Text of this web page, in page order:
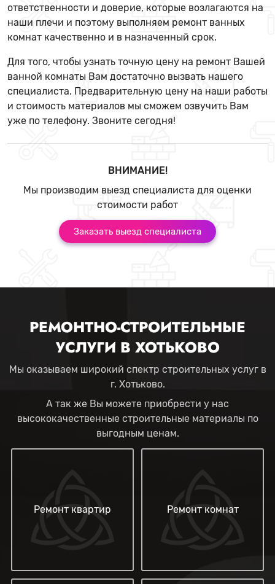
ответственности и доверие, которые возлагаются на
наши плечи и поэтому выполняем ремонт ванных
комнат качественно и в назначенный срок.
Для того, чтобы узнать точную цену на ремонт Вашей
ванной комнаты Вам достаточно вызвать нашего
специалиста. Предварительную цену на наши работы
и стоимость материалов мы сможем озвучить Вам
уже по телефону. Звоните сегодня!
ВНИМАНИЕ!
Мы производим выезд специалиста для оценки
стоимости работ
Заказать выезд специалиста
РЕМОНТНО-СТРОИТЕЛЬНЫЕ
УСЛУГИ В ХОТЬКОВО
Мы оказываем широкий спектр строительных услуг в
г. Хотьково.
А так же Вы можете приобрести у нас
высококачественные строительные материалы по
выгодным ценам.
Ремонт квартир Ремонт комнат